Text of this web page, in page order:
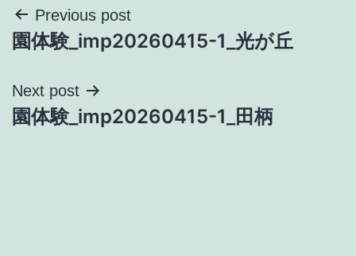
投
稿
ナ
ビ
Previous post
園体験_imp20260415-1_光が丘
Next post
園体験_imp20260415-1_田柄